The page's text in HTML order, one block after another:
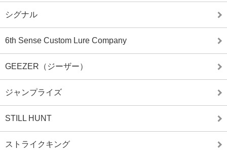
シグナル
6th Sense Custom Lure Company
GEEZER（ジーザー）
ジャンプライズ
STILL HUNT
ストライクキング